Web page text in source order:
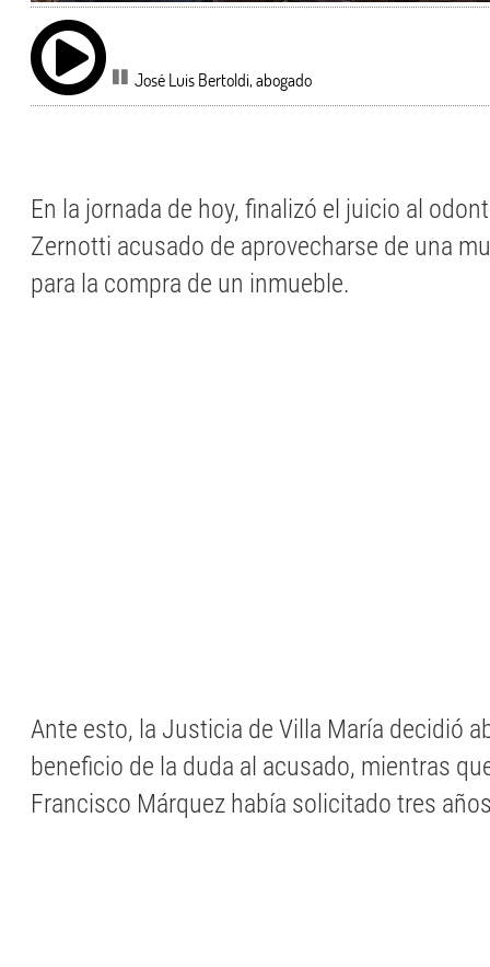
José Luis Bertoldi, abogado
En la jornada de hoy, finalizó el juicio al
Zernotti acusado de aprovecharse de una
para la compra de un inmueble.
Ante esto, la Justicia de Villa María decidió
beneficio de la duda al acusado, mientras
Francisco Márquez había solicitado tres